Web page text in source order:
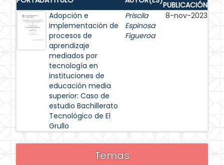
PUBLICACIÓN
Adopción e
implementación de
procesos de
aprendizaje
mediados por
tecnología en
instituciones de
educación media
superior: Caso de
estudio Bachillerato
Tecnológico de El
Grullo
Priscila
Espinosa
Figueroa
8-nov-2023
Temas